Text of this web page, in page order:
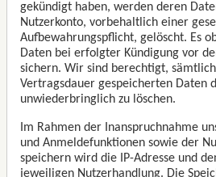
gekündigt haben, werden deren
Nutzerkonto, vorbehaltlich einer
Aufbewahrungspflicht, gelöscht. Es
Daten bei erfolgter Kündigung vor
sichern. Wir sind berechtigt,
Vertragsdauer gespeicherten Daten
unwiederbringlich zu löschen.
Im Rahmen der Inanspruchnahme
und Anmeldefunktionen sowie der
speichern wird die IP-Adresse und
jeweiligen Nutzerhandlung. Die